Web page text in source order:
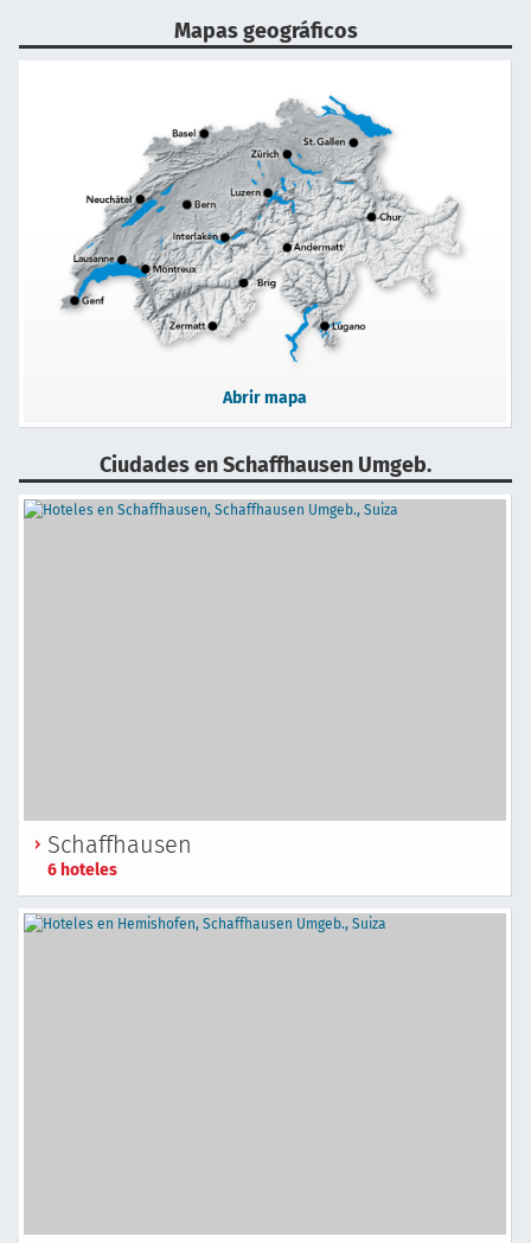
Mapas geográficos
Abrir mapa
Ciudades en Schaffhausen Umgeb.
Schaffhausen
6 hoteles